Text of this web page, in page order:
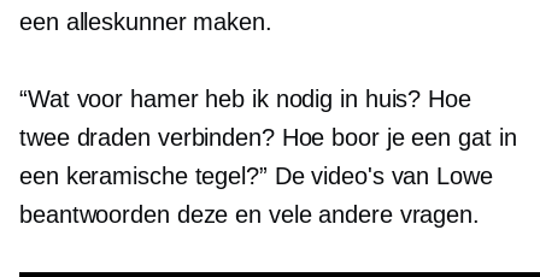
een alleskunner maken.
“Wat voor hamer heb ik nodig in huis? Hoe
twee draden verbinden? Hoe boor je een gat in
een keramische tegel?” De video's van Lowe
beantwoorden deze en vele andere vragen.